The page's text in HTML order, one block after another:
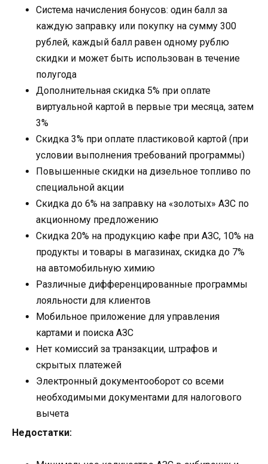
Система начисления бонусов: один балл за
каждую заправку или покупку на сумму 300
рублей, каждый балл равен одному рублю
скидки и может быть использован в течение
полугода
Дополнительная скидка 5% при оплате
виртуальной картой в первые три месяца, затем
3%
Скидка 3% при оплате пластиковой картой (при
условии выполнения требований программы)
Повышенные скидки на дизельное топливо по
специальной акции
Скидка до 6% на заправку на «золотых» АЗС по
акционному предложению
Скидка 20% на продукцию кафе при АЗС, 10% на
продукты и товары в магазинах, скидка до 7%
на автомобильную химию
Различные дифференцированные программы
лояльности для клиентов
Мобильное приложение для управления
картами и поиска АЗС
Нет комиссий за транзакции, штрафов и
скрытых платежей
Электронный документооборот со всеми
необходимыми документами для налогового
вычета
Недостатки: